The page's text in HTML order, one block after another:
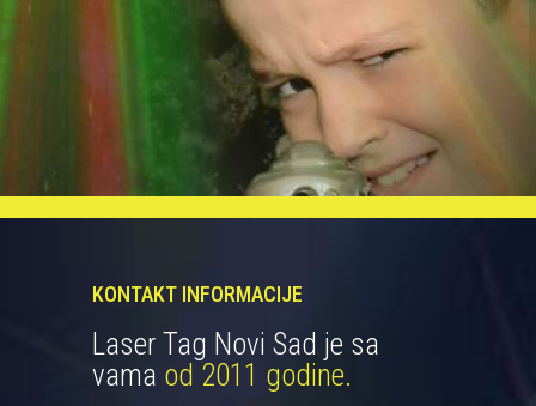
KONTAKT INFORMACIJE
Laser Tag Novi Sad je sa
vama od 2011 godine.